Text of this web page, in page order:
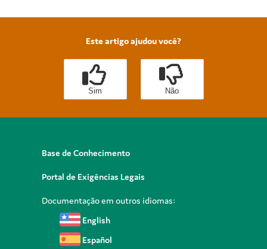
Este artigo ajudou você?
Sim Não
Base de Conhecimento
Portal de Exigências Legais
Documentação em outros idiomas:
English
Español